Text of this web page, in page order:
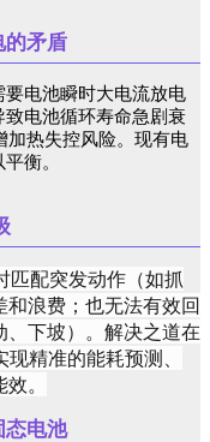
的矛盾
要电池瞬时大电流放电
致电池循环寿命急剧衰
加热失控风险。现有电
衡。
匹配突发动作（如抓
浪费；也无法有效回
下坡）。解决之道在
精准的能耗预测、
。
态电池